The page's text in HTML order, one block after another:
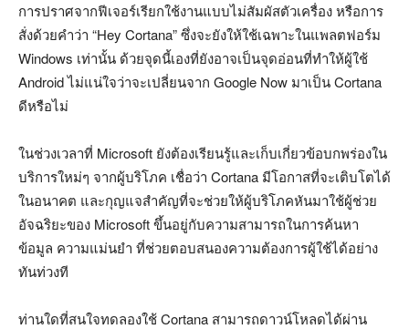
การปราศจากฟีเจอร์เรียกใช้งานแบบไม่สัมผัสตัวเครื่อง หรือการ
สั่งด้วยคำว่า “Hey Cortana” ซึ่งจะยังให้ใช้เฉพาะในแพลตฟอร์ม
Windows เท่านั้น ด้วยจุดนี้เองที่ยังอาจเป็นจุดอ่อนที่ทำให้ผู้ใช้
Android ไม่แน่ใจว่าจะเปลี่ยนจาก Google Now มาเป็น Cortana
ดีหรือไม่
ในช่วงเวลาที่ Microsoft ยังต้องเรียนรู้และเก็บเกี่ยวข้อบกพร่องใน
บริการใหม่ๆ จากผู้บริโภค เชื่อว่า Cortana มีโอกาสที่จะเติบโตได้
ในอนาคต และกุญแจสำคัญที่จะช่วยให้ผู้บริโภคหันมาใช้ผู้ช่วย
อัจฉริยะของ Microsoft ขึ้นอยู่กับความสามารถในการค้นหา
ข้อมูล ความแม่นยำ ที่ช่วยตอบสนองความต้องการผู้ใช้ได้อย่าง
ทันท่วงที
ท่านใดที่สนใจทดลองใช้ Cortana สามารถดาวน์โหลดได้ผ่าน